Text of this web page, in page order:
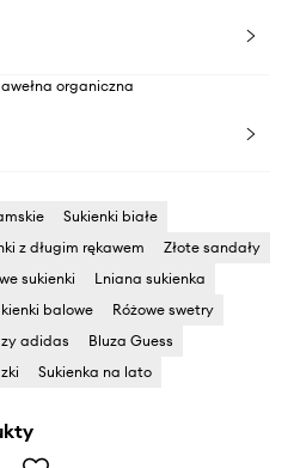
organiczna
Sukienki białe
z długim rękawem
Złote sandały
sukienki
Lniana sukienka
balowe
Różowe swetry
adidas
Bluza Guess
Sukienka na lato